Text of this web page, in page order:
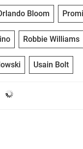
Bloom
Robbie Williams
Usain Bolt